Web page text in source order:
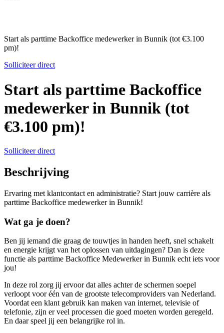
Start als parttime Backoffice medewerker in Bunnik (tot €3.100
pm)!
Solliciteer direct
Start als parttime Backoffice
medewerker in Bunnik (tot
€3.100 pm)!
Solliciteer direct
Beschrijving
Ervaring met klantcontact en administratie? Start jouw carrière als
parttime Backoffice medewerker in Bunnik!
Wat ga je doen?
Ben jij iemand die graag de touwtjes in handen heeft, snel schakelt
en energie krijgt van het oplossen van uitdagingen? Dan is deze
functie als parttime Backoffice Medewerker in Bunnik echt iets voor
jou!
In deze rol zorg jij ervoor dat alles achter de schermen soepel
verloopt voor één van de grootste telecomproviders van Nederland.
Voordat een klant gebruik kan maken van internet, televisie of
telefonie, zijn er veel processen die goed moeten worden geregeld.
En daar speel jij een belangrijke rol in.